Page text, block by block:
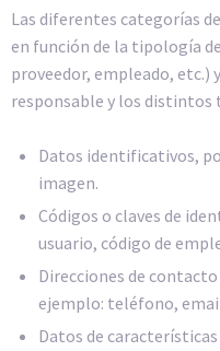
Las diferentes categorías
en función de la tipología
proveedor, empleado, etc.)
responsable y los
Datos identificativos,
imagen.
Códigos o claves de
usuario, código de
Direcciones de
ejemplo: teléfono,
Datos de